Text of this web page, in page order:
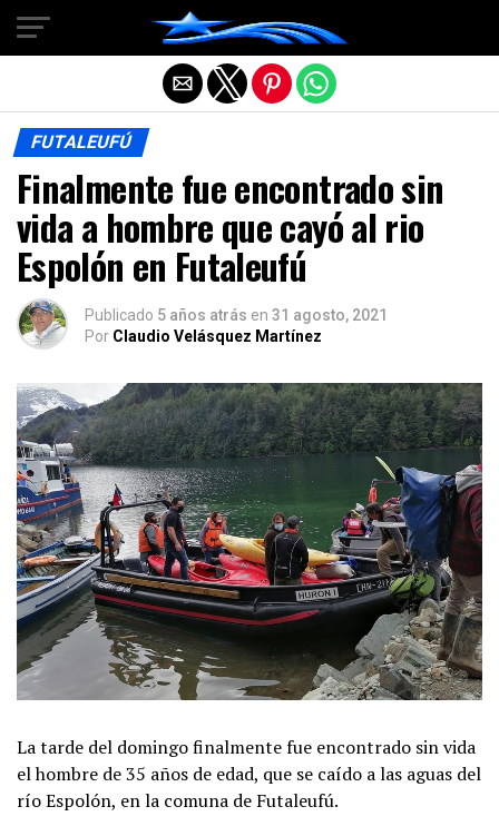
FUTALEUFÚ
Finalmente fue encontrado sin
vida a hombre que cayó al rio
Espolón en Futaleufú
Publicado 5 años atrás en 31 agosto, 2021
Por Claudio Velásquez Martínez
La tarde del domingo finalmente fue encontrado sin vida
el hombre de 35 años de edad, que se caído a las aguas del
río Espolón, en la comuna de Futaleufú.
Salir de la versión móvil